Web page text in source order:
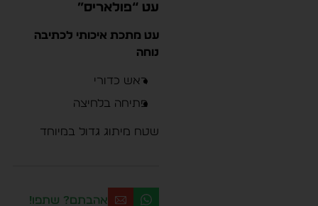
עט “פולאריס”
עט מתכת איכותי לכתיבה
נוחה
ראש כדורי
פתיחה בלחיצה
שטח מיתוג גדול במיוחד
אהבתם? שתפו!